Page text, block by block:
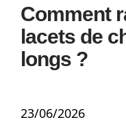
Comment
lacets de
longs ?
23/06/2026